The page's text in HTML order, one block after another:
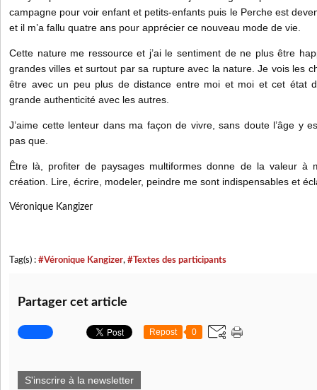
campagne pour voir enfant et petits-enfants puis le Perche est
et il m’a fallu quatre ans pour apprécier ce nouveau mode de vie.
Cette nature me ressource et j’ai le sentiment de ne plus être
grandes villes et surtout par sa rupture avec la nature. Je vois les
être avec un peu plus de distance entre moi et moi et cet état
grande authenticité avec les autres.
J’aime cette lenteur dans ma façon de vivre, sans doute l’âge y
pas que.
Être là, profiter de paysages multiformes donne de la valeur à
création. Lire, écrire, modeler, peindre me sont indispensables et
Véronique Kangizer
Tag(s) : #Véronique Kangizer, #Textes des participants
Partager cet article
Repost 0
S'inscrire à la newsletter